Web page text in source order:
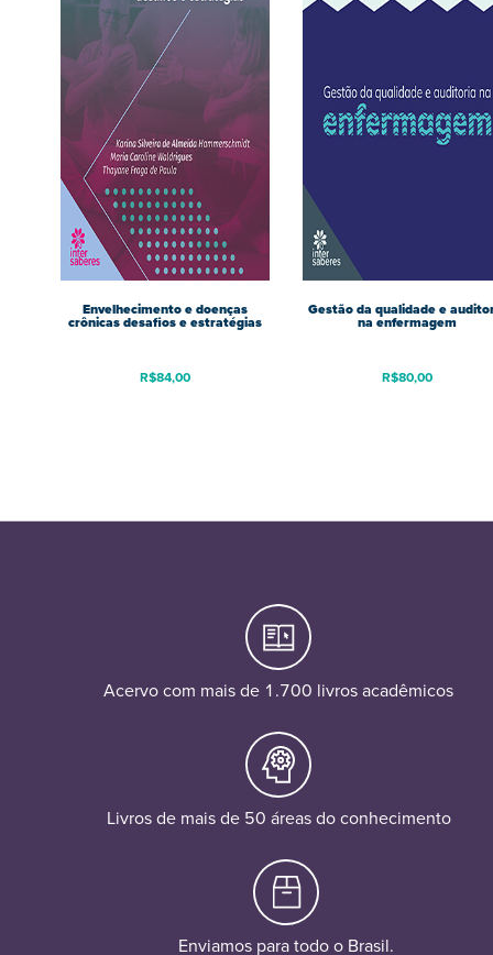
Envelhecimento e doenças
crônicas desafios e estratégias
R$84,00
Gestão da qualidade e
na enfermagem
R$80,00
Acervo com mais de 1.700 livros acadêmicos
Livros de mais de 50 áreas do conhecimento
Enviamos para todo o Brasil.